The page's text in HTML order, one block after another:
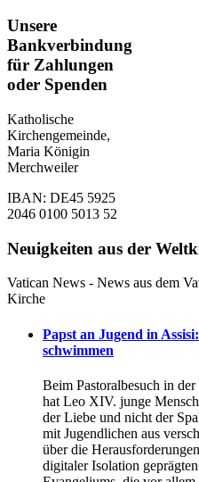
Unsere
Bankverbindung
für Zahlungen
oder Spenden
Katholische
Kirchengemeinde,
Maria Königin
Merchweiler
IBAN: DE45 5925
2046 0100 5013 52
Neuigkeiten aus der
Vatican News - News aus dem
Kirche
Papst an Jugend in
schwimmen
Beim Pastoralbesuch in
hat Leo XIV. junge
der Liebe und nicht der
mit Jugendlichen aus
über die
digitaler Isolation